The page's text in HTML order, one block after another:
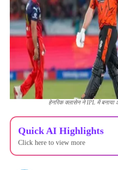
हेनरिक क्लासेन ने IPL में बनाया
Quick AI Highlights
Click here to view more